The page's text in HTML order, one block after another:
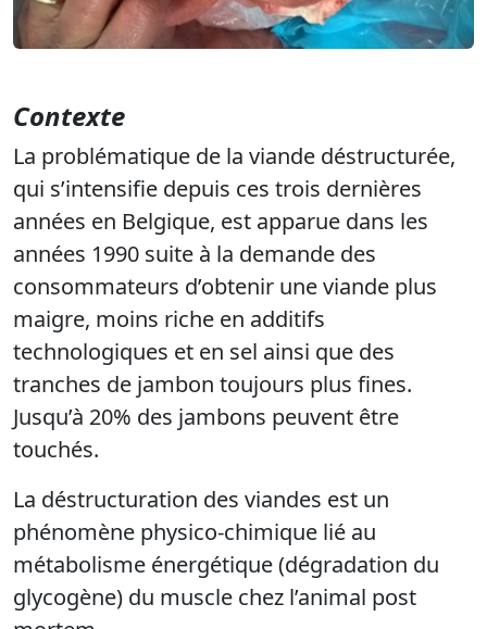
Contexte
La problématique de la viande déstructurée,
qui s’intensifie depuis ces trois dernières
années en Belgique, est apparue dans les
années 1990 suite à la demande des
consommateurs d’obtenir une viande plus
maigre, moins riche en additifs
technologiques et en sel ainsi que des
tranches de jambon toujours plus fines.
Jusqu’à 20% des jambons peuvent être
touchés.
La déstructuration des viandes est un
phénomène physico-chimique lié au
métabolisme énergétique (dégradation du
glycogène) du muscle chez l’animal post